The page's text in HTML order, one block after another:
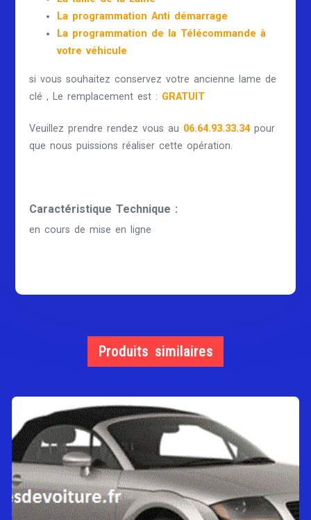
La programmation Anti démarrage
La programmation de la Télécommande à
votre véhicule
si vous souhaitez conservez votre ancienne lame de
clé , Le remplacement est : GRATUIT
Veuillez prendre rendez vous au 06.64.93.33.34pour
que nous puissions réaliser cette opération.
Caractéristique Technique :
en cours de mise en ligne
Produits similaires